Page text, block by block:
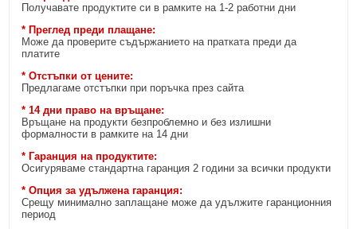
Получавате продуктите си в рамките на 1-2 работни дни
* Преглед преди плащане:
Може да проверите съдържанието на пратката преди да
платите
* Отстъпки от цените:
Предлагаме отстъпки при поръчка през сайта
* 14 дни право на връщане:
Връщане на продукти безпроблемно и без излишни
формалности в рамките на 14 дни
* Гаранция на продуктите:
Осигуряваме стандартна гаранция 2 години за всички продукти
* Опция за удължена гаранция:
Срещу минимално заплащане може да удължите гаранционния
период